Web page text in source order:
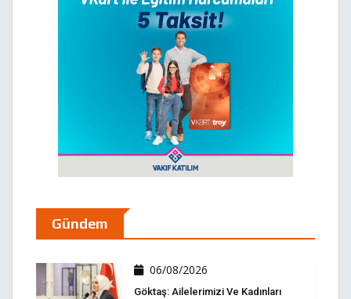
Gündem
06/08/2026
Göktaş: Ailelerimizi Ve Kadınları